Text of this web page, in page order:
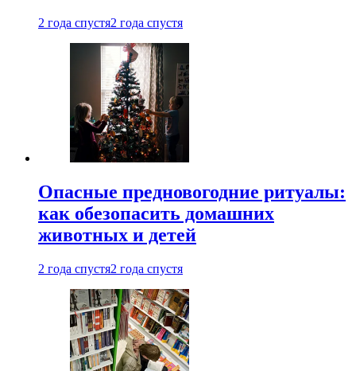
2 года спустя2 года спустя
Опасные предновогодние ритуалы:
как обезопасить домашних
животных и детей
2 года спустя2 года спустя